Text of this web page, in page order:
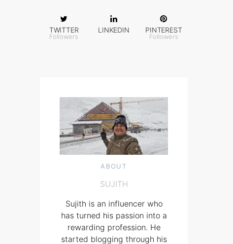
TWITTER
Followers
LINKEDIN PINTEREST
Followers
ABOUT
SUJITH
Sujith is an influencer who
has turned his passion into a
rewarding profession. He
started blogging through his